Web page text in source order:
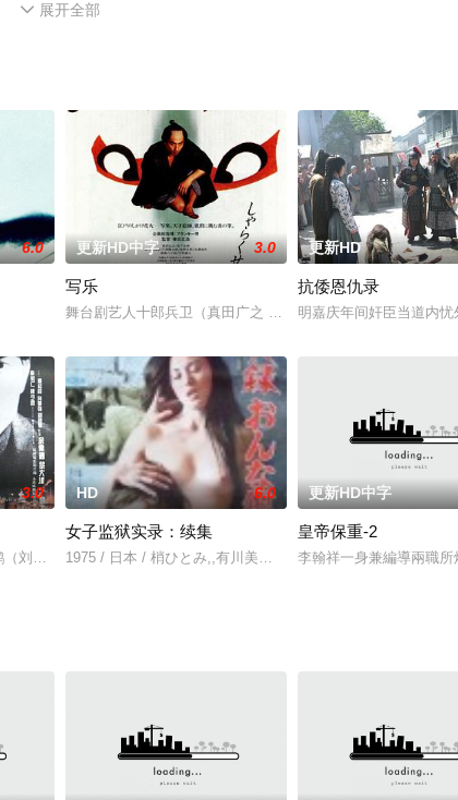
完整版电影大全就上天堂电影网，更多相关信息可移步至豆瓣电
 展开全部
的摄影记者之一尤金·史密斯。影片由Andrew Levitas(《摇篮曲》)执导
6.0 更新HD中字 3.0
写乐
舞台剧艺人十郎兵卫（真田广之 饰）在一次演出事故中弄伤
更新HD
抗倭恩仇录
明嘉庆年间奸臣当道内
耶特出生于波兰一个贫困的农场家庭，12岁时因疾病视力渐逝、又经
3.0
刘德华）获得去法国留学深造的机会，学成归国后，他被任命为上海
HD 6.0
女子监狱实录：续集
1975 / 日本 / 梢ひとみ,,有川美穂子,,夏木久美
更新HD中字
皇帝保重-2
李翰祥一身兼編導兩職